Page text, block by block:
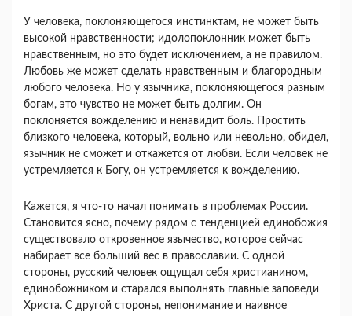
У человека, поклоняющегося инстинктам, не мо­жет быть
высокой нравственности; идолопоклонник может быть
нравственным, но это будет исключени­ем, а не правилом.
Любовь же может сделать нравст­венным и благородным
любого человека. Но у языч­ника, поклоняющегося разным
богам, это чувство не может быть долгим. Он
поклоняется вожделению и ненавидит боль. Простить
близкого человека, кото­рый, вольно или невольно, обидел,
язычник не смо­жет и откажется от любви. Если человек не
устрем­ляется к Богу, он устремляется к вожделению.
Кажется, я что-то начал понимать в проблемах России.
Становится ясно, почему рядом с тенденцией единобожия
существовало откровенное язычество, которое сейчас
набирает все больший вес в правосла­вии. С одной
стороны, русский человек ощущал себя христианином,
единобожником и старался выпол­нять главные заповеди
Христа. С другой стороны, непонимание и наивное